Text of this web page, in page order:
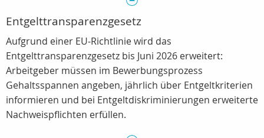
Entgelttransparenzgesetz
Aufgrund einer EU‑Richtlinie wird das
Entgelttransparenzgesetz bis Juni 2026 erweitert:
Arbeitgeber müssen im Bewerbungsprozess
Gehaltsspannen angeben, jährlich über Entgeltkriterien
informieren und bei Entgeltdiskriminierungen erweiterte
Nachweispflichten erfüllen.